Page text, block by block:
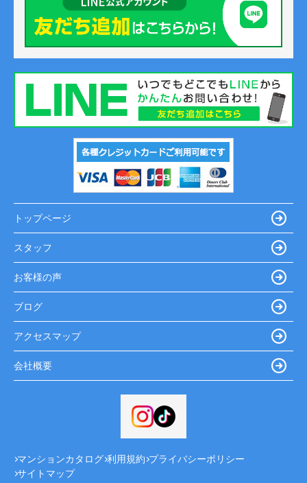
トップページ
スタッフ
お客様の声
ブログ
アクセスマップ
会社概要
マンションカタログ 利用規約 プライバシーポリシー
サイトマップ